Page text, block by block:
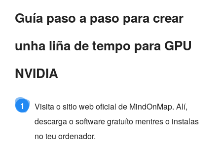
Guía paso a paso para crear
unha liña de tempo para GPU
NVIDIA
1
Visita o sitio web oficial de MindOnMap. Alí,
descarga o software gratuíto mentres o instalas
no teu ordenador.